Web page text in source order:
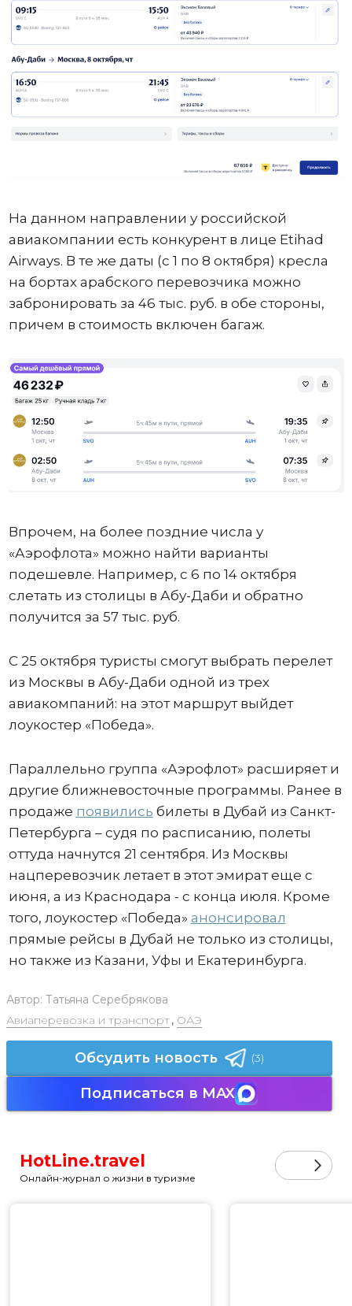
На данном направлении у российской
авиакомпании есть конкурент в лице Etihad
Airways. В те же даты (с 1 по 8 октября) кресла
на бортах арабского перевозчика можно
забронировать за 46 тыс. руб. в обе стороны,
причем в стоимость включен багаж.
Впрочем, на более поздние числа у
«Аэрофлота» можно найти варианты
подешевле. Например, с 6 по 14 октября
слетать из столицы в Абу-Даби и обратно
получится за 57 тыс. руб.
С 25 октября туристы смогут выбрать перелет
из Москвы в Абу-Даби одной из трех
авиакомпаний: на этот маршрут выйдет
лоукостер «Победа».
Параллельно группа «Аэрофлот» расширяет и
другие ближневосточные программы. Ранее в
продаже появились билеты в Дубай из Санкт-
Петербурга – судя по расписанию, полеты
оттуда начнутся 21 сентября. Из Москвы
нацперевозчик летает в этот эмират еще с
июня, а из Краснодара - с конца июля. Кроме
того, лоукостер «Победа» анонсировал
прямые рейсы в Дубай не только из столицы,
но также из Казани, Уфы и Екатеринбурга.
Автор: Татьяна Серебрякова
Авиаперевозка и транспорт, ОАЭ
Обсудить новость (3)
Подписаться в MAX
HotLine.travel
Онлайн-журнал о жизни в туризме